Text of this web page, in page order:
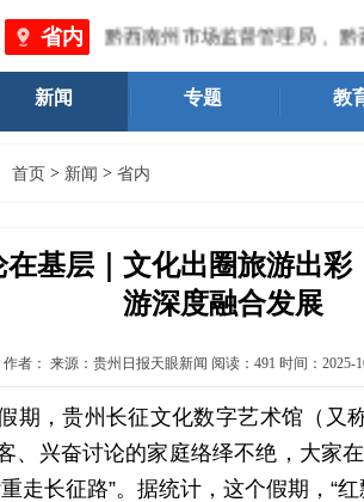
省内
黔西南州市场监督管理局 、黔西南州
新闻 专题 教
首页 > 新闻 > 省内
基层｜文化出圈旅游出彩
游深度融合发展
作者： 来源：贵州日报天眼新闻 阅读： 491 时间： 2025-
，贵州长征文化数字艺术馆（又称
、兴奋讨论的家庭络绎不绝，大家
走长征路”。据统计，这个假期，“